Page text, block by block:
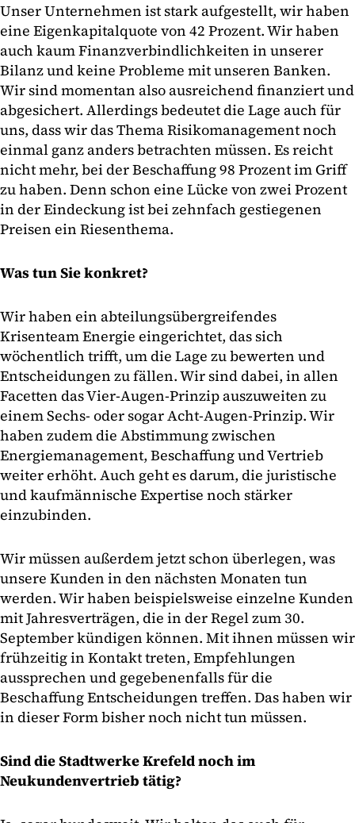
Unser Unternehmen ist stark aufgestellt, wir haben
eine Eigenkapitalquote von 42 Prozent. Wir haben
auch kaum Finanzverbindlichkeiten in unserer
Bilanz und keine Probleme mit unseren Banken.
Wir sind momentan also ausreichend finanziert und
abgesichert. Allerdings bedeutet die Lage auch für
uns, dass wir das Thema Risikomanagement noch
einmal ganz anders betrachten müssen. Es reicht
nicht mehr, bei der Beschaffung 98 Prozent im Griff
zu haben. Denn schon eine Lücke von zwei Prozent
in der Eindeckung ist bei zehnfach gestiegenen
Preisen ein Riesenthema.
Was tun Sie konkret?
Wir haben ein abteilungsübergreifendes
Krisenteam Energie eingerichtet, das sich
wöchentlich trifft, um die Lage zu bewerten und
Entscheidungen zu fällen. Wir sind dabei, in allen
Facetten das Vier-Augen-Prinzip auszuweiten zu
einem Sechs- oder sogar Acht-Augen-Prinzip. Wir
haben zudem die Abstimmung zwischen
Energiemanagement, Beschaffung und Vertrieb
weiter erhöht. Auch geht es darum, die juristische
und kaufmännische Expertise noch stärker
einzubinden.
Wir müssen außerdem jetzt schon überlegen, was
unsere Kunden in den nächsten Monaten tun
werden. Wir haben beispielsweise einzelne Kunden
mit Jahresverträgen, die in der Regel zum 30.
September kündigen können. Mit ihnen müssen wir
frühzeitig in Kontakt treten, Empfehlungen
aussprechen und gegebenenfalls für die
Beschaffung Entscheidungen treffen. Das haben wir
in dieser Form bisher noch nicht tun müssen.
Sind die Stadtwerke Krefeld noch im
Neukundenvertrieb tätig?